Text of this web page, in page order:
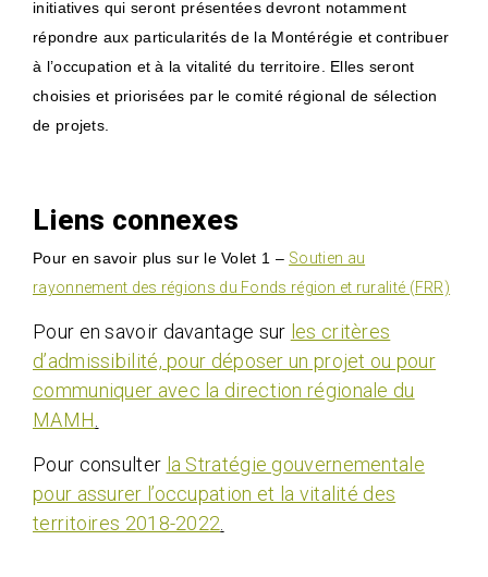
initiatives qui seront présentées devront notamment
répondre aux particularités de la Montérégie et contribuer
à l’occupation et à la vitalité du territoire. Elles seront
choisies et priorisées par le comité régional de sélection
de projets.
Liens connexes
Pour en savoir plus sur le Volet 1 – Soutien au
rayonnement des régions du Fonds région et ruralité (FRR)
Pour en savoir davantage sur les critères
d’admissibilité, pour déposer un projet ou pour
communiquer avec la direction régionale du
MAMH
Pour consulter la Stratégie gouvernementale
pour assurer l’occupation et la vitalité des
territoires 2018-2022